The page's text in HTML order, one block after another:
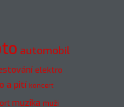
automobil
elektro
a pití koncert
muzika muži